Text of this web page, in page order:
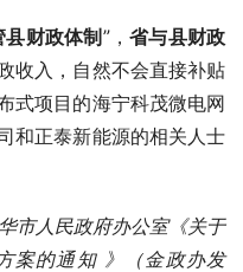
县财政体制”， 省与县财政
收入，自然不会直接补贴
式项目的海宁科茂微电网
和正泰新能源的相关人士
市人民政府办公室《关于
案的通知 》（金政办发